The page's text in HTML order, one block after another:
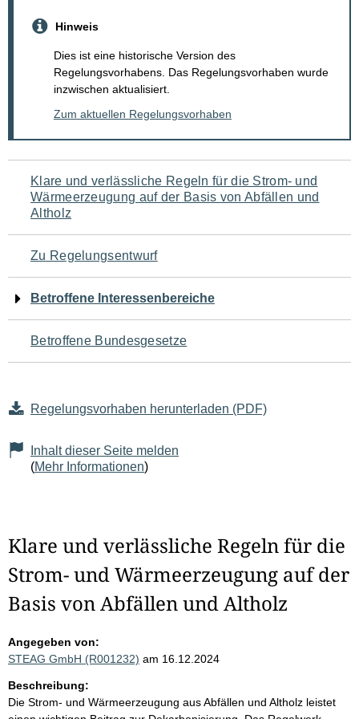
Hinweis
Dies ist eine historische Version des
Regelungsvorhabens. Das Regelungsvorhaben wurde
inzwischen aktualisiert.
Zum aktuellen Regelungsvorhaben
Navigation
für
den
Seiteninhalt
Klare und verlässliche Regeln für die Strom- und
Wärmeerzeugung auf der Basis von Abfällen und
Altholz
Zu Regelungsentwurf
Betroffene Interessenbereiche
Betroffene Bundesgesetze
Regelungsvorhaben herunterladen (PDF)
Inhalt dieser Seite melden
(Mehr Informationen)
Klare und verlässliche Regeln für die
Strom- und Wärmeerzeugung auf der
Basis von Abfällen und Altholz
Angegeben von:
STEAG GmbH (R001232) am 16.12.2024
Beschreibung:
Die Strom- und Wärmeerzeugung aus Abfällen und Altholz leistet